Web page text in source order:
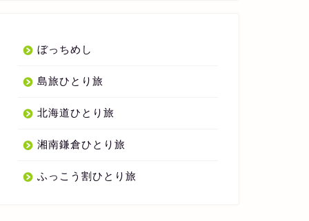
ぼっちめし
島旅ひとり旅
北海道ひとり旅
湘南鎌倉ひとり旅
ふっこう割ひとり旅